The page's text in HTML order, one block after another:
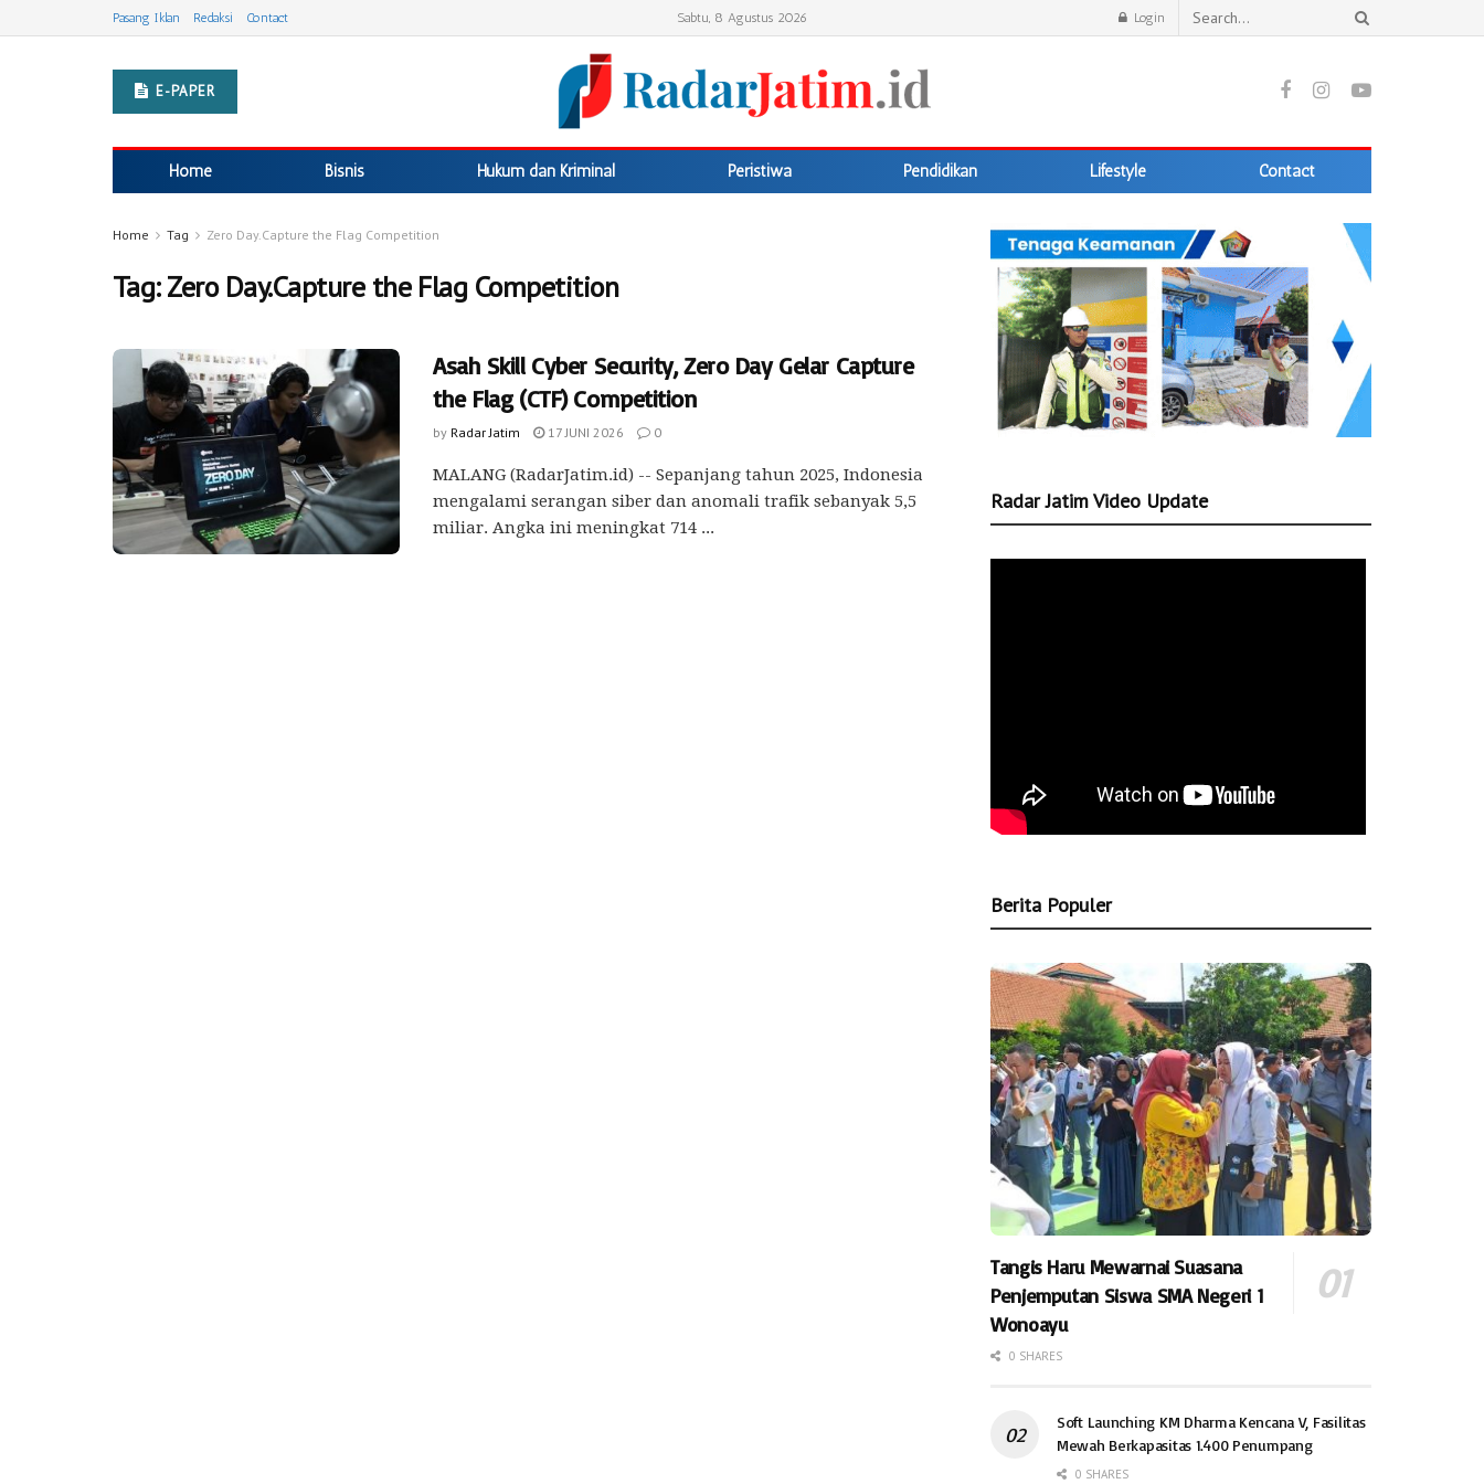
Pasang Iklan Redaksi Contact Sabtu, 8 Agustus 2026 Login
E-PAPER
Home Bisnis Hukum dan Kriminal Peristiwa Pendidikan Lifestyle Contact
Home Tag Zero Day.Capture the Flag Competition
Tag:Zero Day.Capture the Flag Competition
Asah Skill Cyber Security, Zero Day Gelar Capture
the Flag (CTF) Competition
by Radar Jatim 17 JUNI 2026 0
MALANG (RadarJatim.id) -- Sepanjang tahun 2025, Indonesia
mengalami serangan siber dan anomali trafik sebanyak 5,5
miliar. Angka ini meningkat 714 ...
Radar Jatim Video Update
Berita Populer
Tangis Haru Mewarnai Suasana
Penjemputan Siswa SMA Negeri 1
Wonoayu
0 SHARES
Soft Launching KM Dharma Kencana V, Fasilitas
Mewah Berkapasitas 1.400 Penumpang
0 SHARES